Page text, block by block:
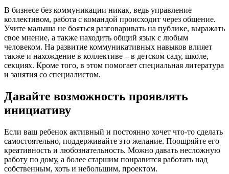
В бизнесе без коммуникации никак, ведь управление
коллективом, работа с командой происходит через общение.
Учите малыша не бояться разговаривать на публике, выражать
свое мнение, а также находить общий язык с любым
человеком. На развитие коммуникативных навыков влияет
также и нахождение в коллективе – в детском саду, школе,
секциях. Кроме того, в этом помогает специальная литература
и занятия со специалистом.
Давайте возможность проявлять
инициативу
Если ваш ребенок активный и постоянно хочет что-то сделать
самостоятельно, поддерживайте это желание. Поощряйте его
креативность и любознательность. Можно давать несложную
работу по дому, а более старшим понравится работать над
собственным, хоть и небольшим, проектом.